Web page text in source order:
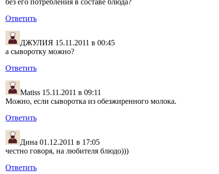
без его потребления в составе блюда?
Ответить
ДЖУЛИЯ 15.11.2011 в 00:45
а сыворотку можно?
Ответить
Matiss 15.11.2011 в 09:11
Можно, если сыворотка из обезжиренного молока.
Ответить
Дина 01.12.2011 в 17:05
честно говоря, на любителя блюдо)))
Ответить